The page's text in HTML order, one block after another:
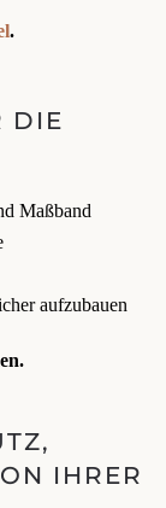
.
DIE
Maßband
aufzubauen
IHRER